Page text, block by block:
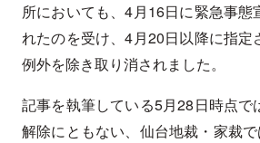
所においても、4月16日に緊急事態
れたのを受け、4月20日以降に指定
例外を除き取り消されました。
記事を執筆している5月28日時点で
解除にともない、仙台地裁・家裁